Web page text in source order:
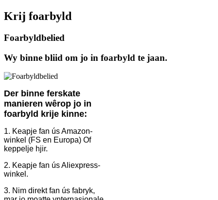
Krij foarbyld
Foarbyldbelied
Wy binne bliid om jo in foarbyld te jaan.
Der binne ferskate
manieren wêrop jo in
foarbyld krije kinne:
1. Keapje fan ús Amazon-
winkel (FS en Europa) Of
keppelje hjir.
2. Keapje fan ús Aliexpress-
winkel.
3. Nim direkt fan ús fabryk,